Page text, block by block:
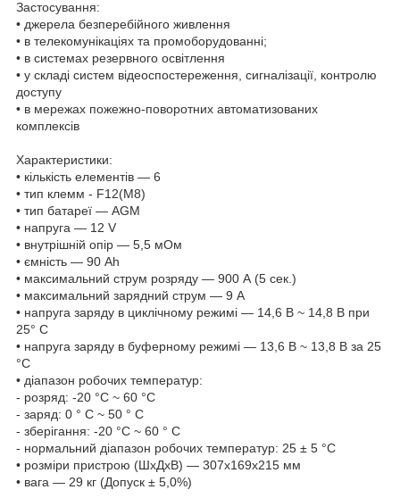
Застосування:
• джерела безперебійного живлення
• в телекомунікаціях та промоборудованні;
• в системах резервного освітлення
• у складі систем відеоспостереження, сигналізації, контролю
доступу
• в мережах пожежно-поворотних автоматизованих
комплексів
Характеристики:
• кількість елементів — 6
• тип клемм - F12(М8)
• тип батареї — AGM
• напруга — 12 V
• внутрішній опір — 5,5 мОм
• ємність — 90 Ah
• максимальний струм розряду — 900 А (5 сек.)
• максимальний зарядний струм — 9 A
• напруга заряду в циклічному режимі — 14,6 В ~ 14,8 В при
25° С
• напруга заряду в буферному режимі — 13,6 В ~ 13,8 В за 25
°C
• діапазон робочих температур:
- розряд: -20 °C ~ 60 °C
- заряд: 0 ° C ~ 50 ° C
- зберігання: -20 °C ~ 60 ° C
- нормальний діапазон робочих температур: 25 ± 5 °C
• розміри пристрою (ШхДхВ) — 307х169x215 мм
• вага — 29 кг (Допуск ± 5,0%)